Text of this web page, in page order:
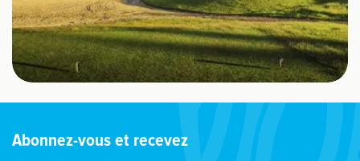
Abonnez-vous et recevez